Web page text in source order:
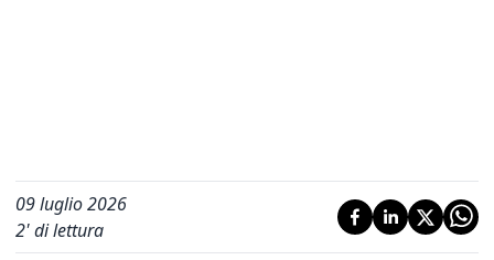
09 luglio 2026
2' di lettura